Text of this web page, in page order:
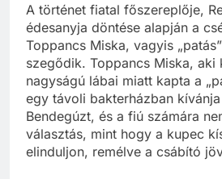
A történet fiatal főszereplője,
édesanyja döntése alapján a
Toppancs Miska, vagyis
szegődik. Toppancs Miska, aki
nagyságú lábai miatt kapta a
egy távoli bakterházban
Bendegúzt, és a fiú számára
választás, mint hogy a kupec
elinduljon, remélve a csábító